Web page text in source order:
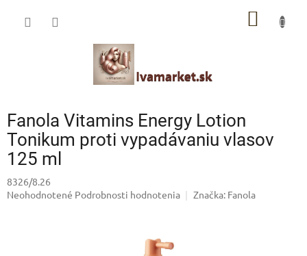
Fanola Vitamins Energy Lotion
Tonikum proti vypadávaniu vlasov
125 ml
8326/8.26
Priemerné
Neohodnotené Podrobnosti hodnotenia Značka: Fanola
IVAMARKET poradca